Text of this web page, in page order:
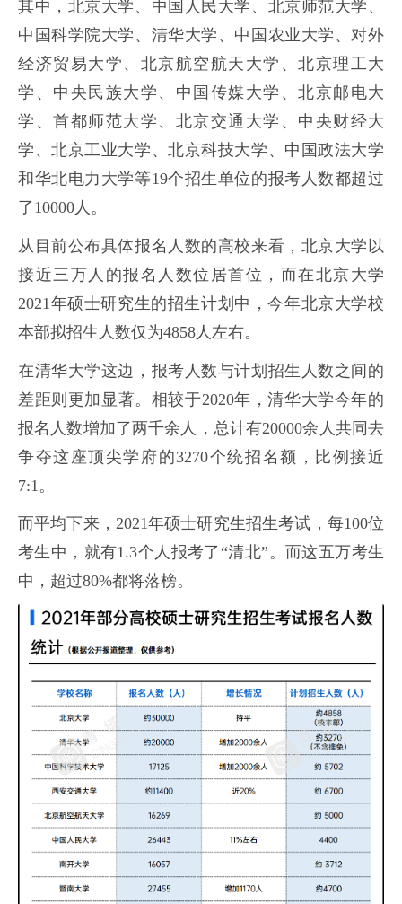
其中，北京大学、中国人民大学、北京师范大学、
中国科学院大学、清华大学、中国农业大学、对外
经济贸易大学、北京航空航天大学、北京理工大
学、中央民族大学、中国传媒大学、北京邮电大
学、首都师范大学、北京交通大学、中央财经大
学、北京工业大学、北京科技大学、中国政法大学
和华北电力大学等19个招生单位的报考人数都超过
了10000人。
从目前公布具体报名人数的高校来看，北京大学以
接近三万人的报名人数位居首位，而在北京大学
2021年硕士研究生的招生计划中，今年北京大学校
本部拟招生人数仅为4858人左右。
在清华大学这边，报考人数与计划招生人数之间的
差距则更加显著。相较于2020年，清华大学今年的
报名人数增加了两千余人，总计有20000余人共同去
争夺这座顶尖学府的3270个统招名额，比例接近
7:1。
而平均下来，2021年硕士研究生招生考试，每100位
考生中，就有1.3个人报考了“清北”。而这五万考生
中，超过80%都将落榜。